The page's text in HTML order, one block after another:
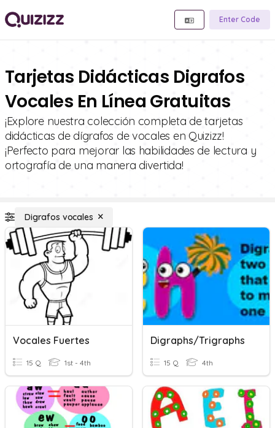
Enter Code
Tarjetas Didácticas Digrafos
Vocales En Línea Gratuitas
¡Explore nuestra colección completa de tarjetas
didácticas de dígrafos de vocales en Quizizz!
¡Perfecto para mejorar las habilidades de lectura y
ortografía de una manera divertida!
Digrafos vocales
Vocales Fuertes
15 Q 1st - 4th
Digraphs/Trigraphs
15 Q 4th